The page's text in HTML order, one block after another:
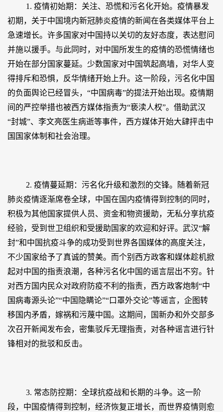
1. 疫情初始期：关注、恐慌和污名化开始。疫情暴发
初期，关于中国境内新冠肺炎疫情的新闻在各类媒体平台上
急速增长。许多国家对中国持以关切的友好态度，表达慰问
并施以援手。与此同时，对中国所发生的疫情的恐慌情绪也
开始在部分国家蔓延。少数国家对中国筑起高墙，对华人变
得排斥和恐惧，反华情绪开始上升。这一阶段，污名化中国
的负面舆论已经冒头，“中国病毒”的提法开始出现。疫情期
间的严控举措也被西方媒体指责为“亵渎人权”。借助武汉
“封城”、李文亮医生病逝等事件，西方媒体开始大肆抨击中
国国家体制和社会治理。
2. 疫情蔓延期：污名化升级和激烈的交锋。随着新冠
肺炎疫情逐渐席卷全球，中国在国内疫情得到控制的同时，
积极为其他国家提供人员、资金和物资援助，无私分享抗疫
经验，受到世卫组织和受援助国家的欢迎和好评。武汉“解
封”和中国抗疫斗争的成功受到世界各国媒体的高度关注，
不少国家给予了真诚的赞美。而个别西方政客和媒体趁机掀
起对中国的指责浪潮，各种污名化中国的谣言层出不穷。针
对西方国内民众对政府防疫不利的指责，西方政客炮制“中
国病毒源头论”“中国隐瞒论”“口罩外交论”等谣言，企图转
移国内矛盾，嫁祸和污蔑中国。这期间，国新办和外交部多
次召开新闻发布会，密集驳斥无理指责，对各种谣言进行针
锋相对的批驳和反击。
3. 常态防控期：全球抗疫战和长期的斗争。这一阶
段，中国疫情得到控制，经济恢复正增长，而世界疫情则愈